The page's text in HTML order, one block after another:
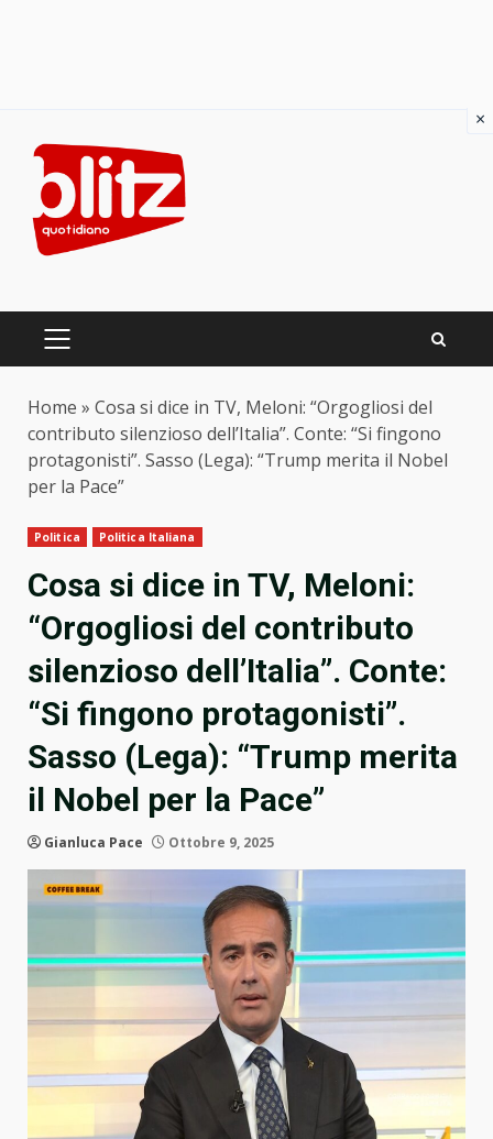
content
PRIMARY
Home » Cosa si dice in TV, Meloni: “Orgogliosi del
contributo silenzioso dell’Italia”. Conte: “Si fingono
protagonisti”. Sasso (Lega): “Trump merita il Nobel
per la Pace”
Politica Politica Italiana
Cosa si dice in TV, Meloni:
“Orgogliosi del contributo
silenzioso dell’Italia”. Conte:
“Si fingono protagonisti”.
Sasso (Lega): “Trump merita
il Nobel per la Pace”
Gianluca Pace Ottobre 9, 2025
×